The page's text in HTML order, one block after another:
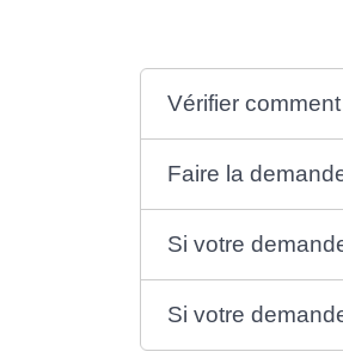
Vérifier
Faire la
Si votre
Si votre